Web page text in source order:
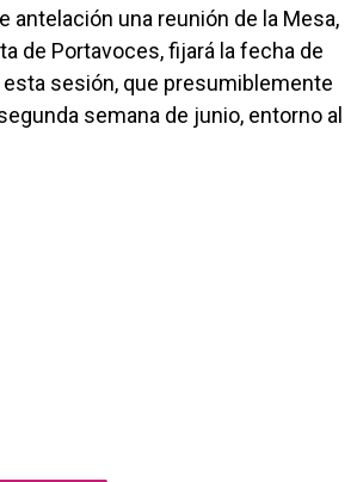
antelación una reunión de la Mesa,
de Portavoces, fijará la fecha de
sesión, que presumiblemente
semana de junio, entorno al